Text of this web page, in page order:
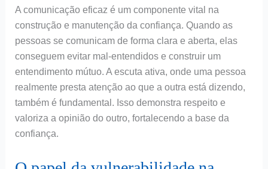
A comunicação eficaz é um componente vital na
construção e manutenção da confiança. Quando as
pessoas se comunicam de forma clara e aberta, elas
conseguem evitar mal-entendidos e construir um
entendimento mútuo. A escuta ativa, onde uma pessoa
realmente presta atenção ao que a outra está dizendo,
também é fundamental. Isso demonstra respeito e
valoriza a opinião do outro, fortalecendo a base da
confiança.